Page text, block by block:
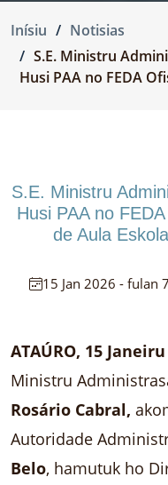
Inísiu
Notisias
S.E. Ministru
Husi PAA no FEDA
S.E. Ministru
Husi PAA no
de Aula
15 Jan 2026 - fulan
ATAÚRO, 15
Ministru
Rosário Cabral,
Autoridade
Belo, hamutuk ho